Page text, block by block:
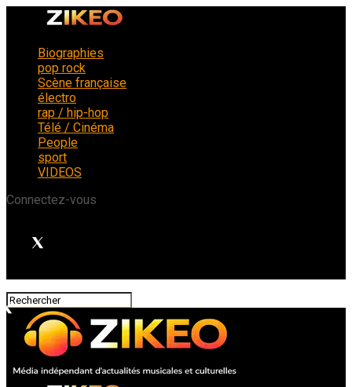
Biographies
pop rock
Scène française
électro
rap / hip-hop
Télé / Cinéma
People
sport
VIDEOS
Connectez-vous